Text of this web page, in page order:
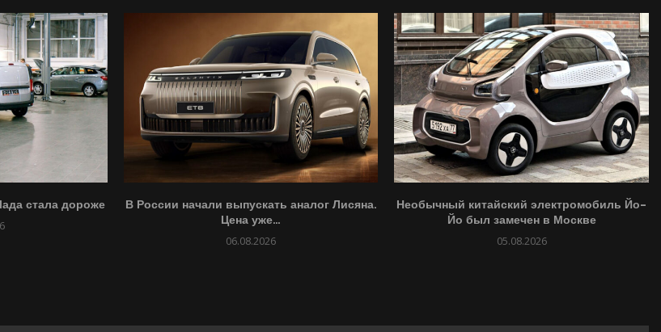
стала дороже
В России начали выпускать аналог Лисяна.
Цена уже...
06.08.2026
Необычный китайский электромобиль Йо-
Йо был замечен в Москве
05.08.2026